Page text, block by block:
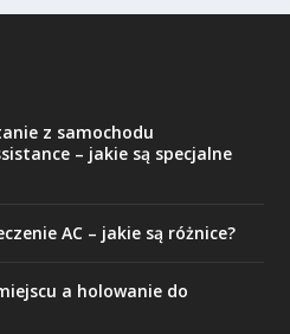
z samochodu
– jakie są specjalne
AC – jakie są różnice?
a holowanie do